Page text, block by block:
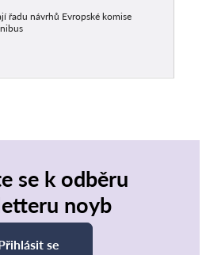
řadu návrhů Evropské komise
se k odběru
noyb
se